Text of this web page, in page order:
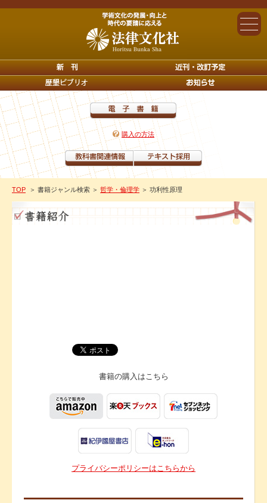
購入の方法
TOP ＞ 書籍ジャンル検索 ＞ 哲学・倫理学 ＞ 功利性原理
書籍の購入は こちら
プライバシーポリシーはこちらから